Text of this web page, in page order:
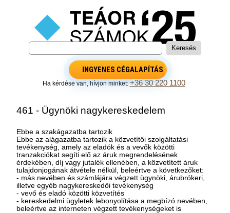
INGYENES CÉGALAPÍTÁS
Ha kérdése van, hívjon minket:+36 30 220 1100
461 - Ügynöki nagykereskedelem
Ebbe a szakágazatba tartozik
Ebbe az alágazatba tartozik a közvetítői szolgáltatási
tevékenység, amely az eladók és a vevők közötti
tranzakciókat segíti elő az áruk megrendelésének
érdekében, díj vagy jutalék ellenében, a közvetített áruk
tulajdonjogának átvétele nélkül, beleértve a következőket:
- más nevében és számlájára végzett ügynöki, árubrókeri,
illetve egyéb nagykereskedői tevékenység
- vevő és eladó közötti közvetítés
- kereskedelmi ügyletek lebonyolítása a megbízó nevében,
beleértve az interneten végzett tevékenységeket is